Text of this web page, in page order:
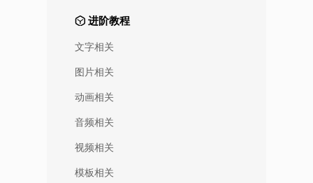
进阶教程
文字相关
图片相关
动画相关
音频相关
视频相关
模板相关